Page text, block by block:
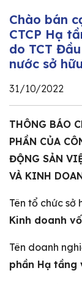
Chào bán
CTCP Hạ
do TCT
nước sở hữu
31/10/2022
THÔNG BÁO
PHẦN CỦA
ĐỘNG SẢN
VÀ KINH
Tên tổ chức sở
Kinh doanh
Tên doanh
phần Hạ tầng